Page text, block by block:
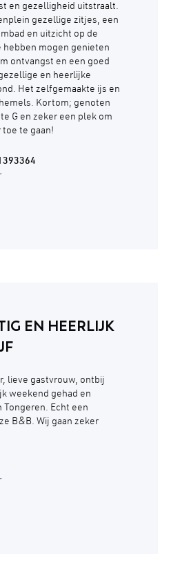
en gezelligheid uitstraalt.
gezellige zitjes, een
en uitzicht op de
hebben mogen genieten
ontvangst en een goed
en heerlijke
Het zelfgemaakte ijs en
Kortom; genoten
G en zeker een plek om
te gaan!
EN HEERLIJK
lieve gastvrouw, ontbij
weekend gehad en
Tongeren. Echt een
B&B. Wij gaan zeker